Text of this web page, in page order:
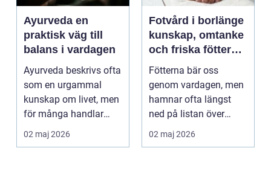
Ayurveda en
praktisk väg till
balans i vardagen
Ayurveda beskrivs ofta
som en urgammal
kunskap om livet, men
för många handlar
frågan om något
betyd...
02 maj 2026
Fotvård i borlänge
kunskap, omtanke
och friska fötter
året runt
Fötterna bär oss
genom vardagen, men
hamnar ofta längst
ned på listan över
egenvård. Många
vänjer si...
02 maj 2026